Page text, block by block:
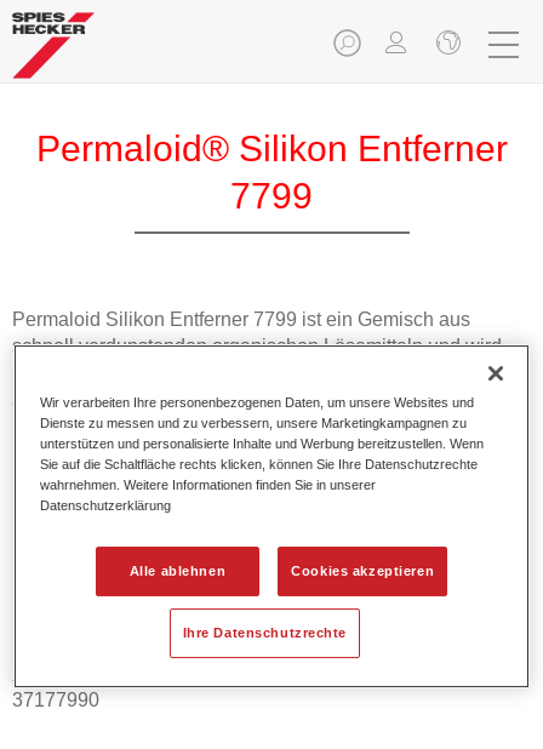
Permaloid® Silikon Entferner
7799
Permaloid Silikon Entferner 7799 ist ein Gemisch aus
schnell verdunstenden organischen Lösemitteln und wird
hauptsächlich zum Entfernen von Öl- und Fettrückständen
auf Metall eingesetzt.
Produktmerkmale
Reinigt gut Metalluntergründe vor der Lackierung mit
lösemittelhaltigen Lackprodukten.
Artikelnummer
37177990
Wir verarbeiten Ihre personenbezogenen Daten, um unsere Websites und
Dienste zu messen und zu verbessern, unsere Marketingkampagnen zu
unterstützen und personalisierte Inhalte und Werbung bereitzustellen. Wenn
Sie auf die Schaltfläche rechts klicken, können Sie Ihre Datenschutzrechte
wahrnehmen. Weitere Informationen finden Sie in unserer
Datenschutzerklärung
Alle ablehnen Cookies akzeptieren
Ihre Datenschutzrechte